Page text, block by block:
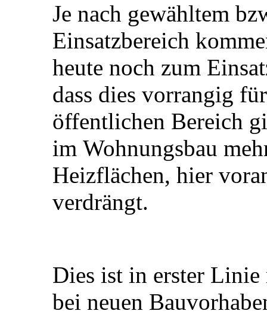
Je nach gewähltem
Einsatzbereich
heute noch zum
dass dies vorrangig
öffentlichen Bereich
im Wohnungsbau
Heizflächen, hier
verdrängt.
Dies ist in erster Linie
bei neuen